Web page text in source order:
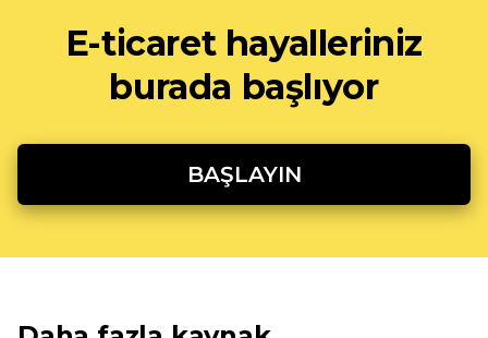
E-ticaret hayalleriniz
burada başlıyor
BAŞLAYIN